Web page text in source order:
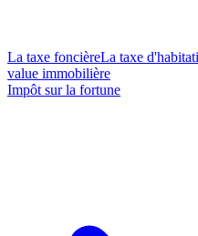
La taxe foncièreLa taxe
value immobilière
Impôt sur la fortune